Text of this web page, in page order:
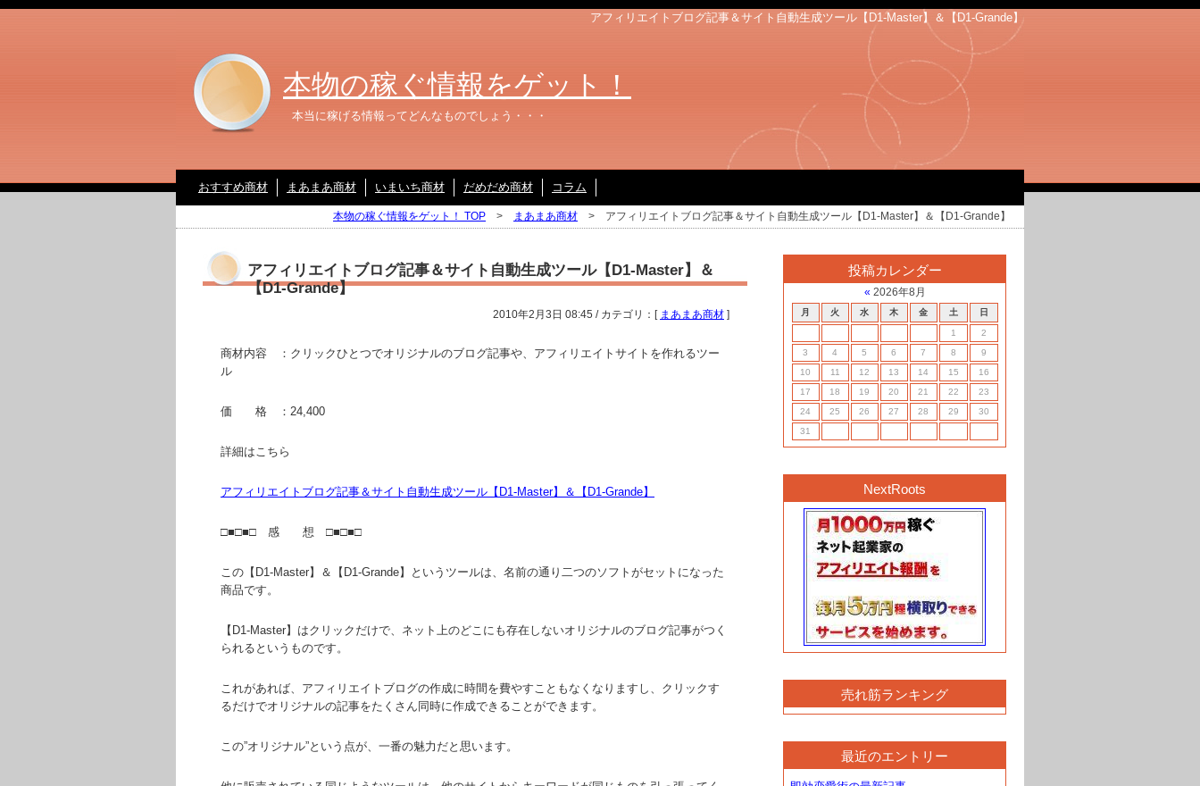
アフィリエイトブログ記事＆サイト自動生成ツール【D1-Master】＆【D1-Grande】
本物の稼ぐ情報をゲット！
本当に稼げる情報ってどんなものでしょう・・・
おすすめ商材 まあまあ商材 いまいち商材 だめだめ商材 コラム
本物の稼ぐ情報をゲット！ TOP > まあまあ商材 > アフィリエイトブログ記事＆サイト自動生成ツール【D1-Master】＆【D1-Grande】
アフィリエイトブログ記事＆サイト自動生成ツール【D1-Master】＆
【D1-Grande】
2010年2月3日 08:45 / カテゴリ：[ まあまあ商材 ]
商材内容 ：クリックひとつでオリジナルのブログ記事や、アフィリエイトサイトを作れるツー
ル
価 格 ：24,400
詳細はこちら
アフィリエイトブログ記事＆サイト自動生成ツール【D1-Master】＆【D1-Grande】
□■□■□ 感 想 □■□■□
この【D1-Master】＆【D1-Grande】というツールは、名前の通り二つのソフトがセットになった
商品です。
【D1-Master】はクリックだけで、ネット上のどこにも存在しないオリジナルのブログ記事がつく
られるというものです。
これがあれば、アフィリエイトブログの作成に時間を費やすこともなくなりますし、クリックす
るだけでオリジナルの記事をたくさん同時に作成できることができます。
この”オリジナル”という点が、一番の魅力だと思います。
投稿カレンダー
« 2026年8月
月 火 水 木 金 土 日
1
2
3
4 5 6 7 8
9
10
11 12 13 14 15
16
17
18 19 20 21 22
23
24
25 26 27 28 29
30
31
NextRoots
売れ筋ランキング
最近のエントリー